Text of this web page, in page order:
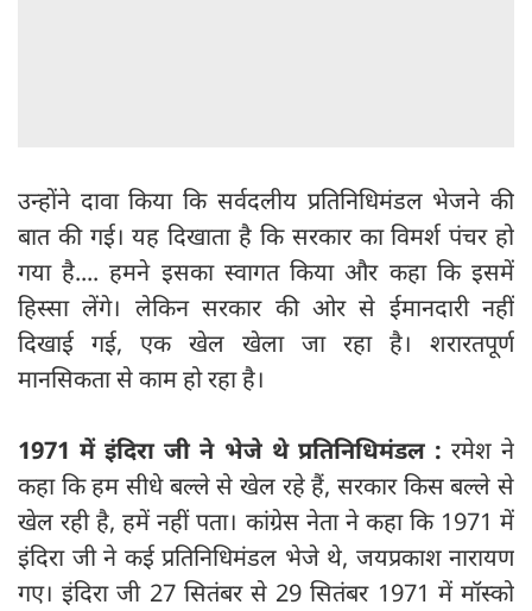
उन्होंने दावा किया कि सर्वदलीय प्रतिनिधिमंडल भेजने की
बात की गई। यह दिखाता है कि सरकार का विमर्श पंचर हो
गया है.... हमने इसका स्वागत किया और कहा कि इसमें
हिस्सा लेंगे। लेकिन सरकार की ओर से ईमानदारी नहीं
दिखाई गई, एक खेल खेला जा रहा है। शरारतपूर्ण
मानसिकता से काम हो रहा है।
1971 में इंदिरा जी ने भेजे थे प्रतिनिधिमंडल : रमेश ने
कहा कि हम सीधे बल्ले से खेल रहे हैं, सरकार किस बल्ले से
खेल रही है, हमें नहीं पता। कांग्रेस नेता ने कहा कि 1971 में
इंदिरा जी ने कई प्रतिनिधिमंडल भेजे थे, जयप्रकाश नारायण
गए। इंदिरा जी 27 सितंबर से 29 सितंबर 1971 में मॉस्को